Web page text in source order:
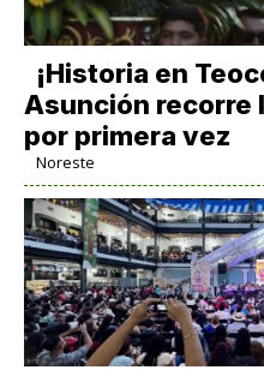
​¡Historia en
Asunción recorre
por primera vez
Noreste